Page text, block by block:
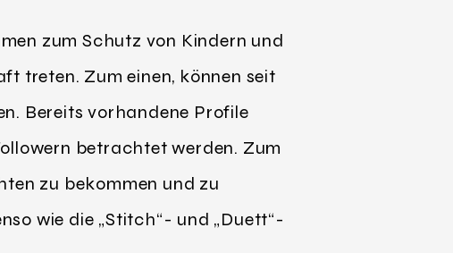
zum Schutz von Kindern und
treten. Zum einen, können seit
Bereits vorhandene Profile
betrachtet werden. Zum
zu bekommen und zu
wie die „Stitch“- und „Duett“-